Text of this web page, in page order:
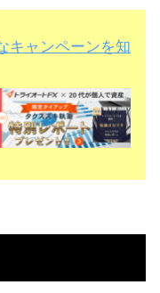
キャンペーンを知